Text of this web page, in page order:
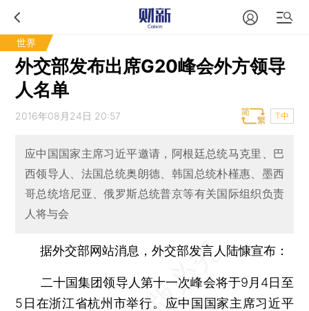
世界
外交部发布出席G20峰会外方领导
人名单
2016年08月24日 20:57 T中
应中国国家主席习近平邀请，阿根廷总统马克里、巴
西领导人、法国总统奥朗德、韩国总统朴槿惠、墨西
哥总统培尼亚、俄罗斯总统普京等有关国际组织负责
人将与会
据外交部网站消息，外交部发言人陆慷宣布：
二十国集团领导人第十一次峰会将于9月4日至
5日在浙江省杭州市举行。应中国国家主席习近平